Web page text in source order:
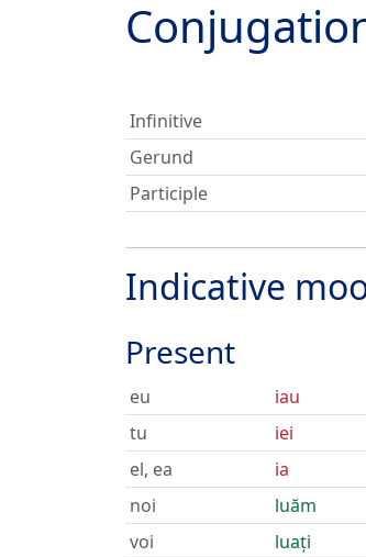
Infinitive
Gerund
Participle
Indicative
Present
eu
iau
tu
iei
el, ea
ia
noi
luăm
voi
luați